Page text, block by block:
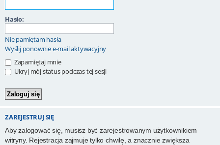
Hasło:
Nie pamiętam hasła
Wyślij ponownie e-mail aktywacyjny
Zapamiętaj mnie
Ukryj mój status podczas tej sesji
ZAREJESTRUJ SIĘ
Aby zalogować się, musisz być zarejestrowanym użytkownikiem
witryny. Rejestracja zajmuje tylko chwilę, a znacznie zwiększa